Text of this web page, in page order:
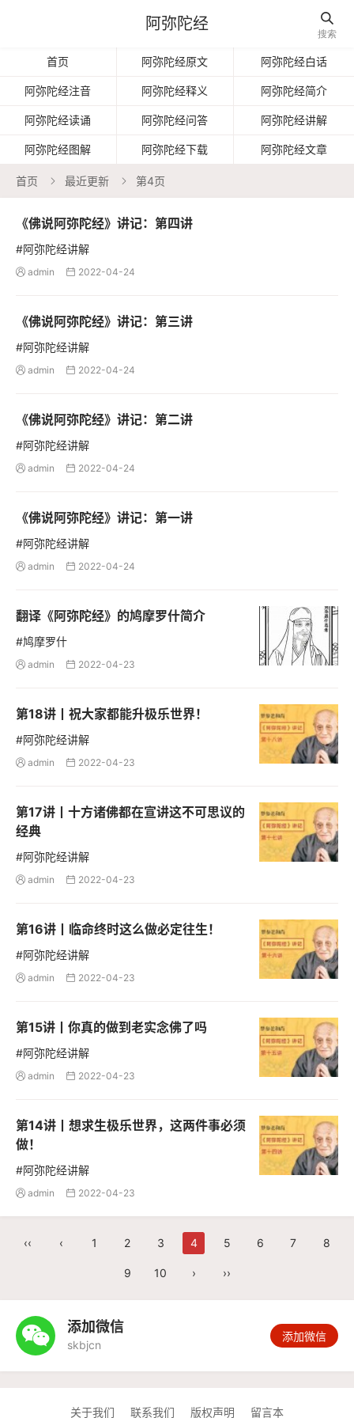
阿弥陀经 
搜索
首页 阿弥陀经原文 阿弥陀经白话
阿弥陀经注音 阿弥陀经释义 阿弥陀经简介
阿弥陀经读诵 阿弥陀经问答 阿弥陀经讲解
阿弥陀经图解 阿弥陀经下载 阿弥陀经文章
首页  最近更新  第4页
《佛说阿弥陀经》讲记：第四讲
#阿弥陀经讲解
 admin  2022-04-24
《佛说阿弥陀经》讲记：第三讲
#阿弥陀经讲解
 admin  2022-04-24
《佛说阿弥陀经》讲记：第二讲
#阿弥陀经讲解
 admin  2022-04-24
《佛说阿弥陀经》讲记：第一讲
#阿弥陀经讲解
 admin  2022-04-24
翻译《阿弥陀经》的鸠摩罗什简介
#鸠摩罗什
 admin  2022-04-23
第18讲丨祝大家都能升极乐世界！
#阿弥陀经讲解
 admin  2022-04-23
第17讲丨十方诸佛都在宣讲这不可思议的
经典
#阿弥陀经讲解
 admin  2022-04-23
第16讲丨临命终时这么做必定往生！
#阿弥陀经讲解
 admin  2022-04-23
第15讲丨你真的做到老实念佛了吗
#阿弥陀经讲解
 admin  2022-04-23
第14讲丨想求生极乐世界，这两件事必须
做！
#阿弥陀经讲解
 admin  2022-04-23
‹‹ ‹ 1 2 3 4 5 6 7 8
9 10 › ››
 添加微信
skbjcn
添加微信
关于我们 联系我们 版权声明 留言本